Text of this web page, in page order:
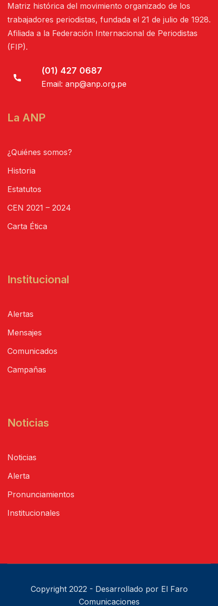
Matriz histórica del movimiento organizado de los
trabajadores periodistas, fundada el 21 de julio de 1928.
Afiliada a la Federación Internacional de Periodistas
(FIP).
(01) 427 0687
Email: anp@anp.org.pe
La ANP
¿Quiénes somos?
Historia
Estatutos
CEN 2021 – 2024
Carta Ética
Institucional
Alertas
Mensajes
Comunicados
Campañas
Noticias
Noticias
Alerta
Pronunciamientos
Institucionales
Copyright 2022 - Desarrollado por El Faro
Comunicaciones